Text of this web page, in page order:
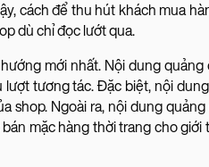
cách để thu hút khách mua
dù chỉ đọc lướt qua.
mới nhất. Nội dung quảng
tương tác. Đặc biệt, nội
shop. Ngoài ra, nội dung
mặc hàng thời trang cho giới